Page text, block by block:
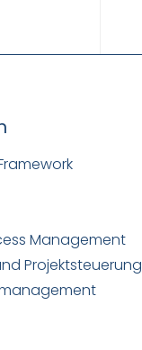
Management
Projektsteuerung